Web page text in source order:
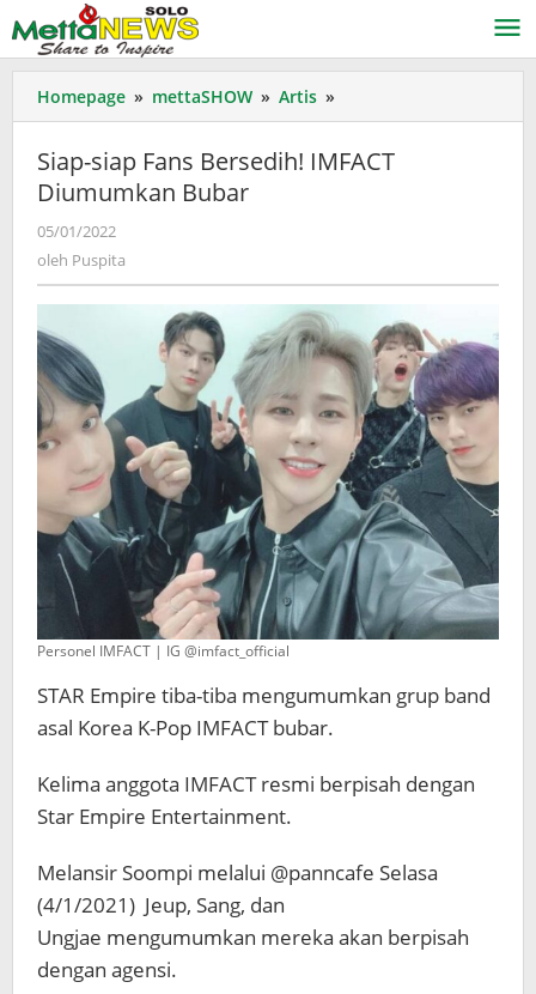
ke
konten
Homepage » mettaSHOW » Artis »
siap
Bersedih!
Siap-siap Fans Bersedih! IMFACT
Diumumkan Bubar
05/01/2022
oleh Puspita
Personel IMFACT | IG @imfact_official
STAR Empire tiba-tiba mengumumkan grup band
asal Korea K-Pop IMFACT bubar.
Kelima anggota IMFACT resmi berpisah dengan
Star Empire Entertainment.
Melansir Soompi melalui @panncafe Selasa
(4/1/2021) Jeup, Sang, dan
Ungjae mengumumkan mereka akan berpisah
dengan agensi.